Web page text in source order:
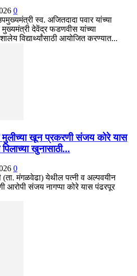
0
स्व. अजितदादा पवार यांच्या
मुख्यमंत्री देवेंद्र फडणवीस यांच्या
विद्यार्थ्यांसाठी आयोजित करण्यात...
मुलीच्या खून प्रकरणी संजय कोरे यास
खुनासाठी...
0
(ता. मंगळवेढा) येथील पत्नी व अल्पवयीन
आरोपी संजय नागप्पा कोरे यास पंढरपूर